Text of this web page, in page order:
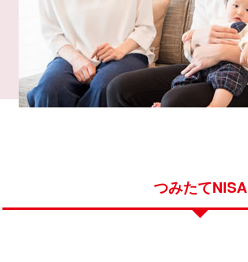
つみたてNISA